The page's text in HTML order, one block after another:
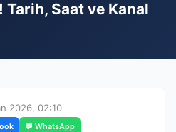
Tarih, Saat ve Kanal
2026, 02:10
💬 WhatsApp